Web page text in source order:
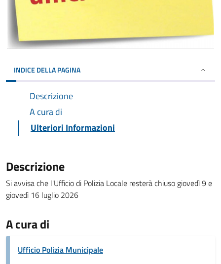
INDICE DELLA PAGINA
Descrizione
A cura di
Ulteriori Informazioni
Descrizione
Si avvisa che l'Ufficio di Polizia Locale resterà chiuso giovedì 9 e
giovedì 16 luglio 2026
A cura di
Ufficio Polizia Municipale